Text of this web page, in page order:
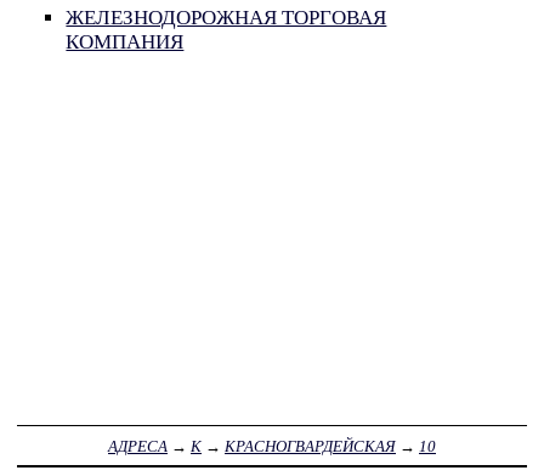
ЖЕЛЕЗНОДОРОЖНАЯ ТОРГОВАЯ
КОМПАНИЯ
АДРЕСА → К → КРАСНОГВАРДЕЙСКАЯ → 10